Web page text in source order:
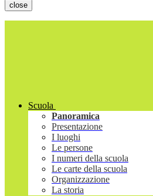
close
Scuola
Panoramica
Presentazione
I luoghi
Le persone
I numeri della scuola
Le carte della scuola
Organizzazione
La storia